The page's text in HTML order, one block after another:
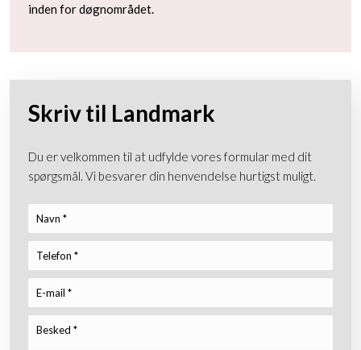
inden for døgnområdet.
Skriv til Landmark
Du er velkommen til at udfylde vores formular med dit
spørgsmål. Vi besvarer din henvendelse hurtigst muligt.